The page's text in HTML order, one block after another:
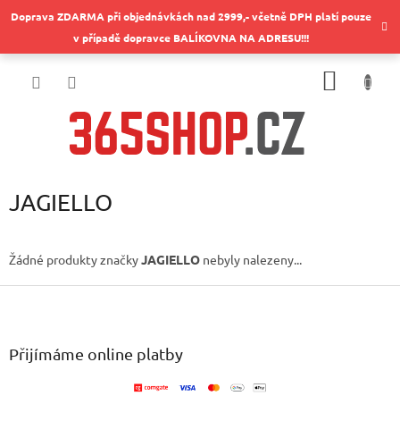
naDoprava ZDARMA při objednávkách nad 2999,- včetně DPH platí pouze
v případě dopravce BALÍKOVNA NA ADRESU!!!
JAGIELLO
Žádné produkty značkyJAGIELLO nebyly nalezeny...
Z
Přijímáme online platby